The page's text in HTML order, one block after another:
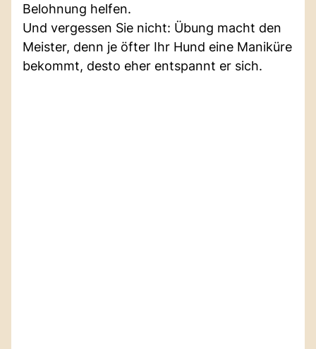
Belohnung helfen.
Und vergessen Sie nicht: Übung macht den
Meister, denn je öfter Ihr Hund eine Maniküre
bekommt, desto eher entspannt er sich.